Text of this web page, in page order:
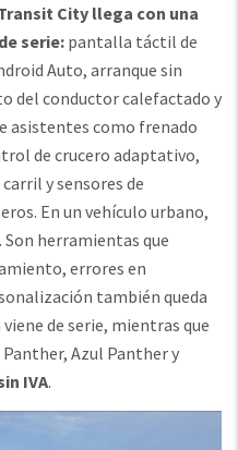
City llega con una
serie: pantalla táctil de
Auto, arranque sin
del conductor calefactado y
asistentes como frenado
de crucero adaptativo,
y sensores de
En un vehículo urbano,
herramientas que
errores en
también queda
de serie, mientras que
Azul Panther y
IVA.